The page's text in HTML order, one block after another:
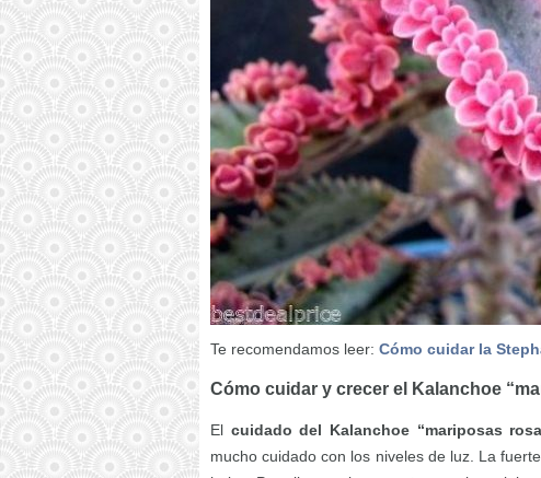
Te recomendamos leer: Cómo cuidar la
Cómo cuidar y crecer el Kalanchoe
El cuidado del Kalanchoe “mariposas
mucho cuidado con los niveles de luz. La